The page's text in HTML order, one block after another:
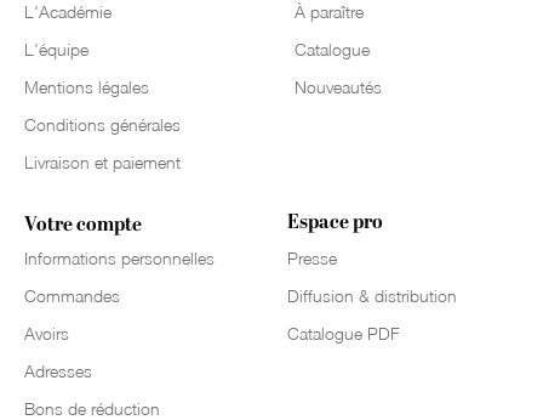
L'Académie
L'équipe
Mentions légales
Conditions générales
Livraison et paiement
À paraître
Catalogue
Nouveautés
Votre compte
Informations personnelles
Commandes
Avoirs
Adresses
Bons de réduction
Espace pro
Presse
Diffusion & distribution
Catalogue PDF